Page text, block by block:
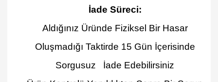
İade Süreci:
Aldığınız Üründe Fiziksel Bir Hasar
Oluşmadığı Taktirde 15 Gün İçerisinde
Sorgusuz İade Edebilirsiniz